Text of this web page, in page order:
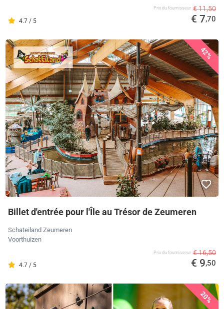
4.7 / 5
Prix ​​du fournisseur € 11,50
€ 7,70
42%
Billet d'entrée pour l'Île au Trésor de Zeumeren
Schateiland Zeumeren
Voorthuizen
4.7 / 5
Prix ​​du fournisseur € 16,50
€ 9,50
20%